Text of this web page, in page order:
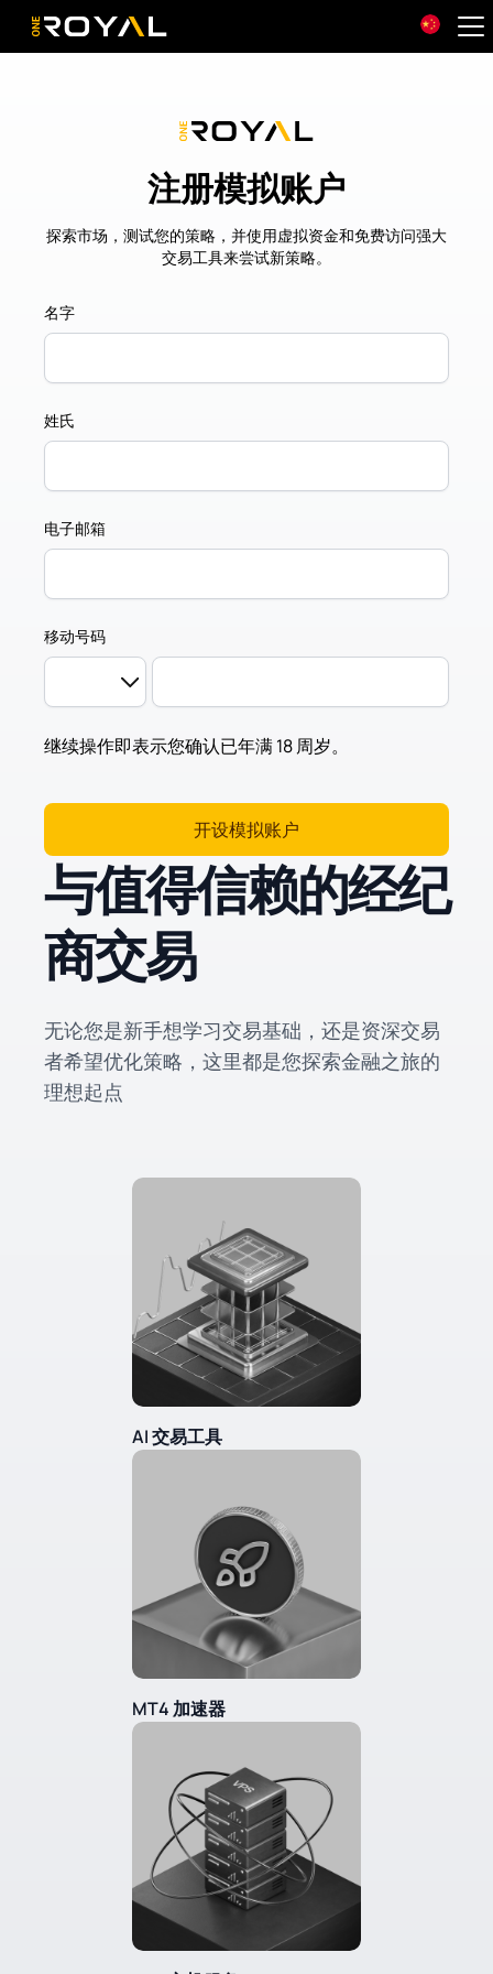
OneRoyal Home
与值得信赖的经纪
商交易
无论您是新手想学习交易基础，还是资深交易
者希望优化策略，这里都是您探索金融之旅的
理想起点
AI 交易工具
MT4 加速器
注册模拟账户
探索市场，测试您的策略，并使用虚拟资金和免费访问强大
交易工具来尝试新策略。
名字
姓氏
电子邮箱
移动号码
继续操作即表示您确认已年满 18 周岁。
开设模拟账户